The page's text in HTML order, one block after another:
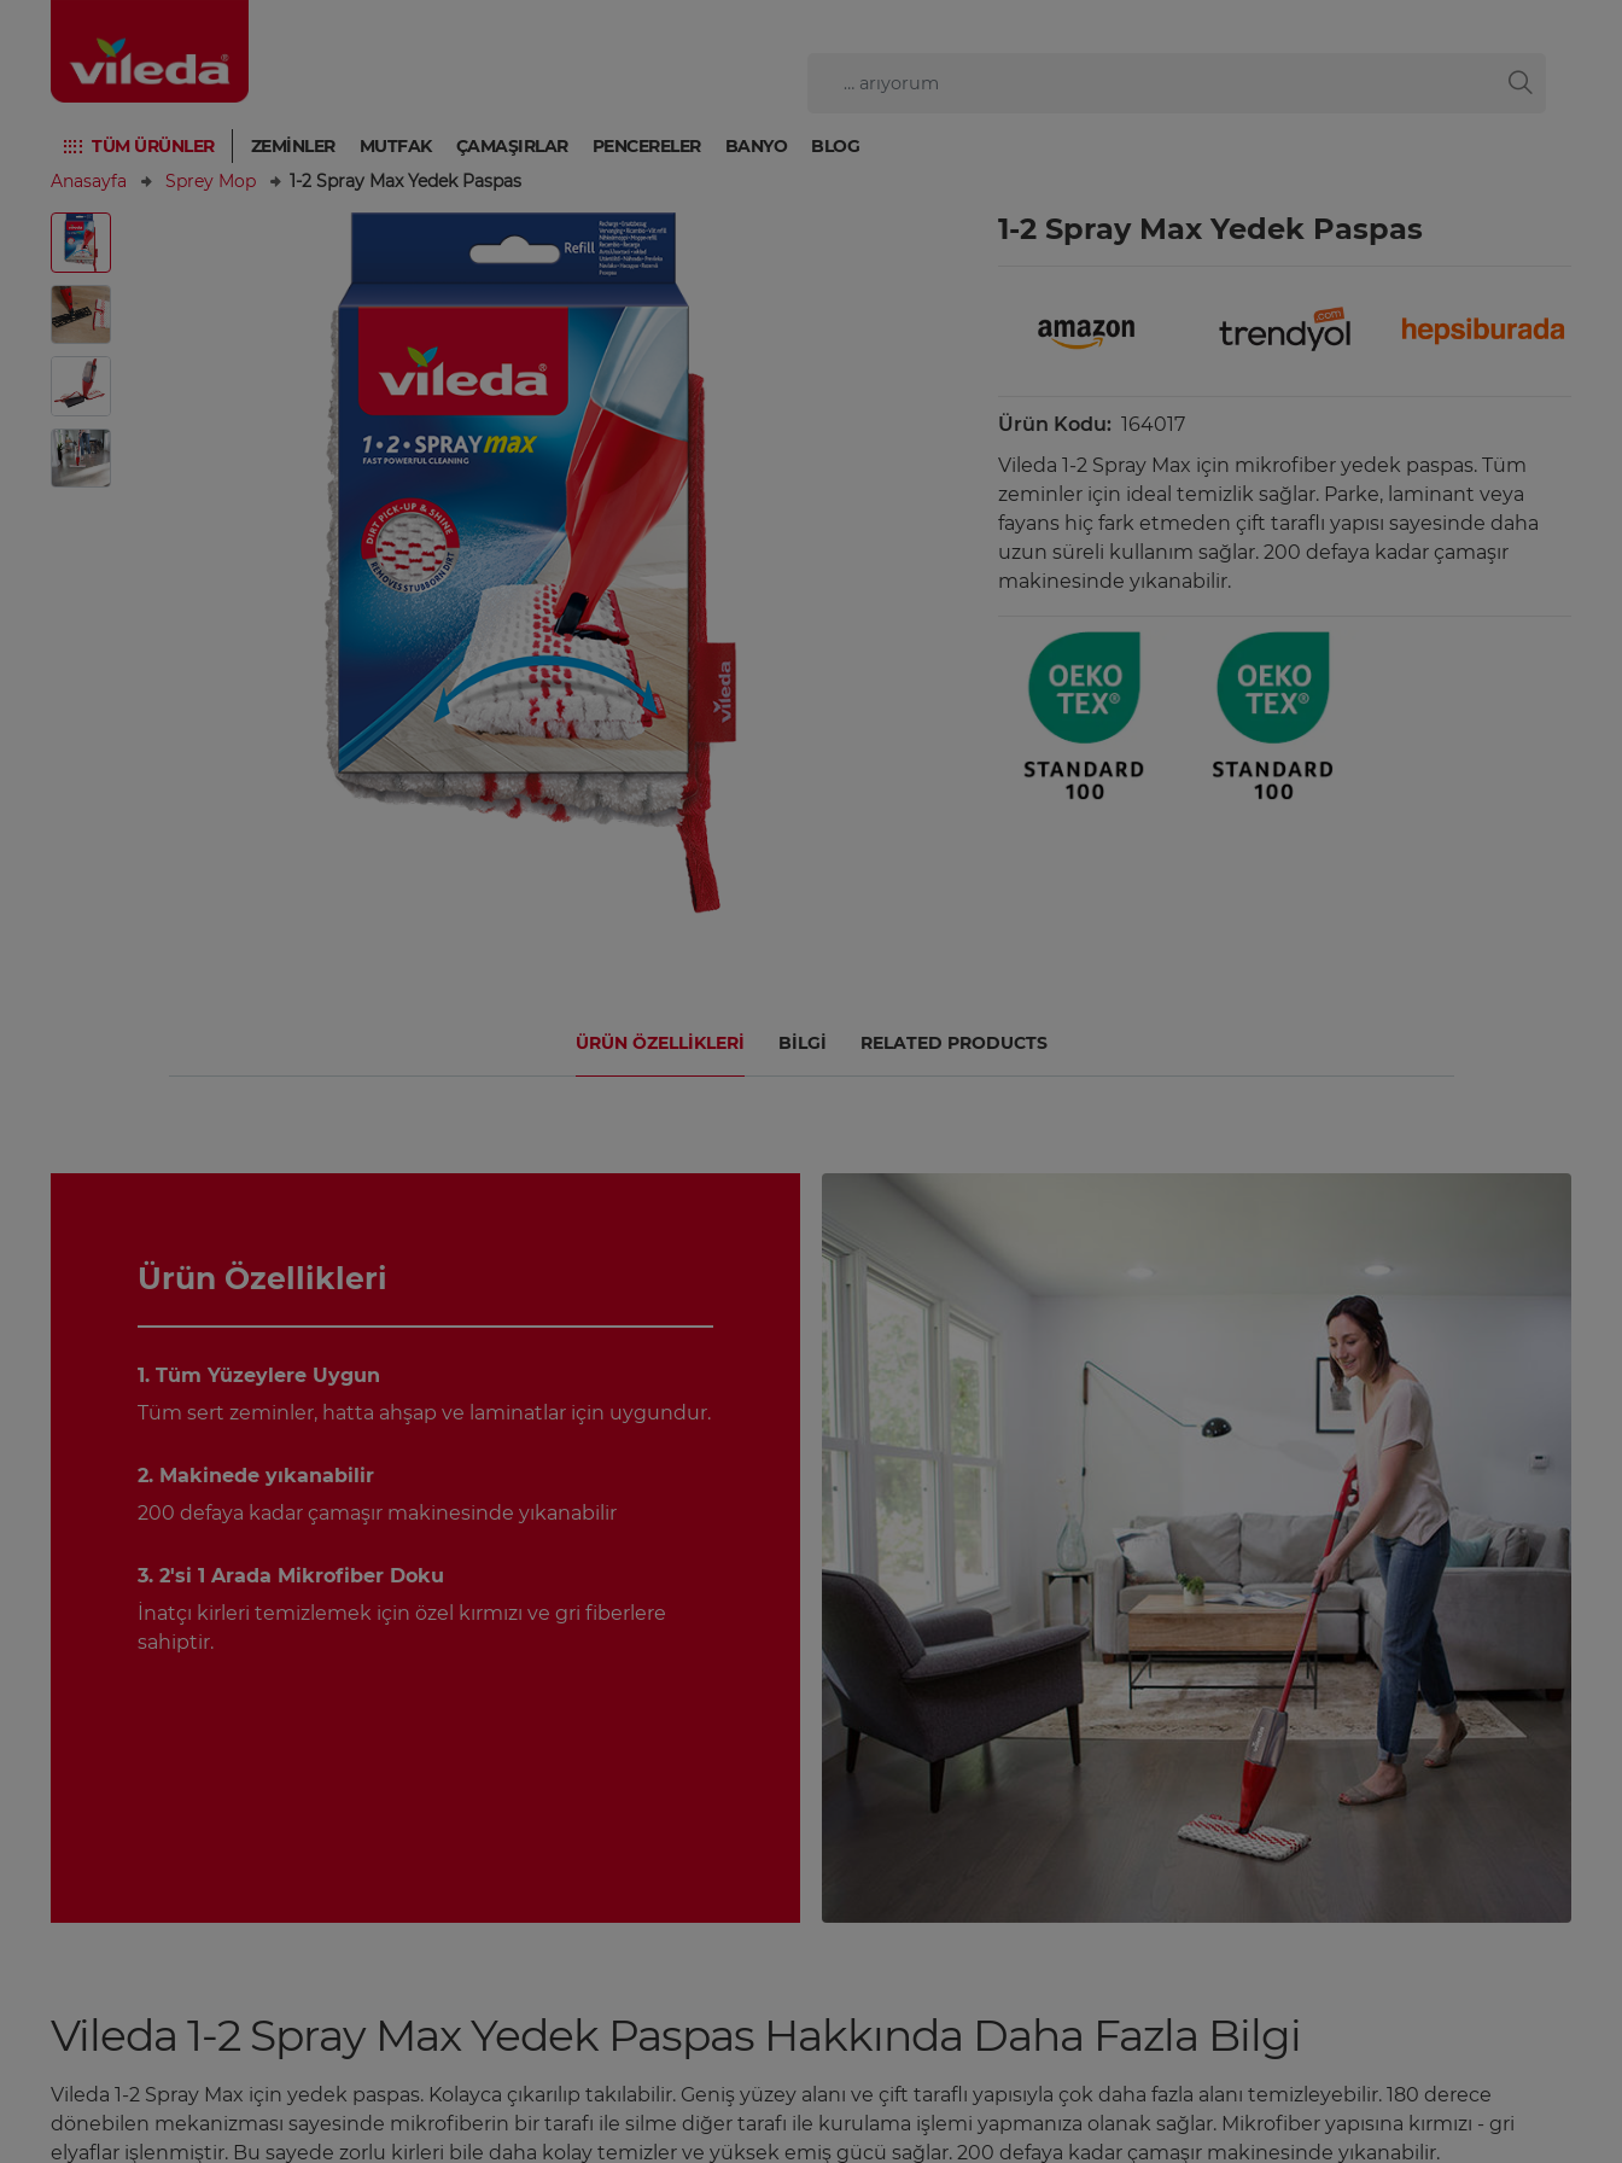
TÜM ÜRÜNLER ZEMINLER MUTFAK ÇAMAŞIRLAR PENCERELER BANYO
BLOG
Anasayfa
Sprey Mop 1-2 Spray Max Yedek Paspas
1-2 Spray Max Yedek Paspas
Ürün Kodu: 164017
Vileda 1-2 Spray Max için mikrofiber yedek paspas. Tüm
zeminler için ideal temizlik sağlar. Parke, laminant veya
fayans hiç fark etmeden çift taraflı yapısı sayesinde daha
uzun süreli kullanım sağlar. 200 defaya kadar çamaşır
makinesinde yıkanabilir.
ÜRÜN ÖZELLIKLERI BILGI RELATED PRODUCTS
Ürün Özellikleri
1. Tüm Yüzeylere Uygun
Tüm sert zeminler, hatta ahşap ve laminatlar için uygundur.
2. Makinede yıkanabilir
200 defaya kadar çamaşır makinesinde yıkanabilir
3. 2'si 1 Arada Mikrofiber Doku
İnatçı kirleri temizlemek için özel kırmızı ve gri fiberlere
sahiptir.
Vileda 1-2 Spray Max Yedek Paspas Hakkında Daha Fazla Bilgi
Vileda 1-2 Spray Max için yedek paspas. Kolayca çıkarılıp takılabilir. Geniş yüzey alanı ve çift taraflı yapısıyla çok daha fazla alanı temizleyebilir. 180 derece
dönebilen mekanizması sayesinde mikrofiberin bir tarafı ile silme diğer tarafı ile kurulama işlemi yapmanıza olanak sağlar. Mikrofiber yapısına kırmızı - gri
elyaflar işlenmiştir. Bu sayede zorlu kirleri bile daha kolay temizler ve yüksek emiş gücü sağlar. 200 defaya kadar çamaşır makinesinde yıkanabilir.